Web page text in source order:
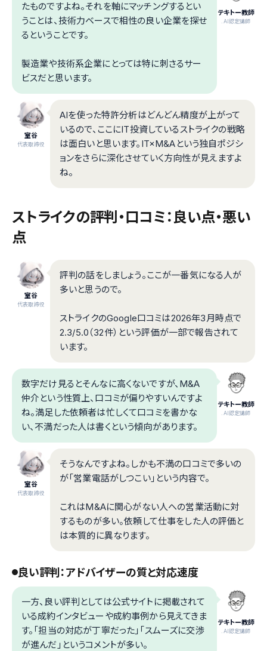
テキトー教師
.AI認定講師
たものですよね。それを軸にマッチングするとい
うことは、技術力ベースで相性の良い企業を探せ
るということです。
製造業や技術系企業にとっては特に刺さるサー
ビスだと思います。
室谷
代表取締役
AIを使った特許分析はどんどん精度が上がって
いるので、ここにIT投資しているストライクの戦略
は面白いと思います。IT×M&Aという独自ポジシ
ョンをさらに深化させていく方向性が見えますよ
ね。
ストライクの評判・口コミ：良い点・悪い
点
室谷
代表取締役
評判の話をしましょう。ここが一番気になる人が
多いと思うので。
ストライクのGoogle口コミは2026年3月時点で
2.3/5.0（32件）という評価が一部で報告されて
います。
テキトー教師
.AI認定講師
数字だけ見るとそんなに高くないですが、M&A
仲介という性質上、口コミが偏りやすいんですよ
ね。満足した依頼者は忙しくて口コミを書かな
い、不満だった人は書くという傾向があります。
室谷
代表取締役
そうなんですよね。しかも不満の口コミで多いの
が「営業電話がしつこい」という内容で。
これはM&Aに関心がない人への営業活動に対
するものが多い。依頼して仕事をした人の評価と
は本質的に異なります。
良い評判：アドバイザーの質と対応速度
テキトー教師
.AI認定講師
一方、良い評判としては公式サイトに掲載されて
いる成約インタビューや成約事例から見えてきま
す。「担当の対応が丁寧だった」「スムーズに交渉
が進んだ」というコメントが多い。